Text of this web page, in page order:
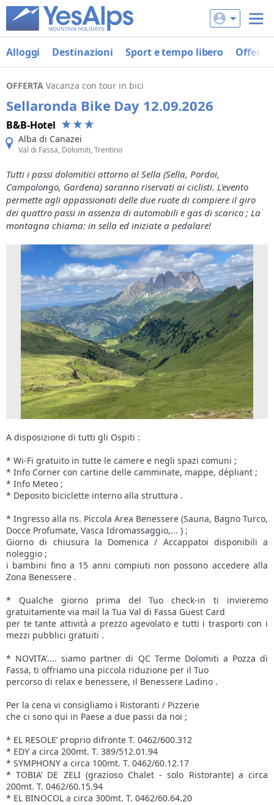
Alloggi Destinazioni Sport e tempo libero Offerte
OFFERTA Vacanza con tour in bici
Sellaronda Bike Day 12.09.2026
B&B-Hotel
Alba di Canazei
Val di Fassa, Dolomiti, Trentino
Tutti i passi dolomitici attorno al Sella (Sella, Pordoi,
Campolongo, Gardena) saranno riservati ai ciclisti. L'evento
permette agli appassionati delle due ruote di compiere il giro
dei quattro passi in assenza di automobili e gas di scarico ; La
montagna chiama: in sella ed iniziate a pedalare!
A disposizione di tutti gli Ospiti :
* Wi-Fi gratuito in tutte le camere e negli spazi comuni ;
* Info Corner con cartine delle camminate, mappe, dépliant ;
* Info Meteo ;
* Deposito biciclette interno alla struttura .
* Ingresso alla ns. Piccola Area Benessere (Sauna, Bagno Turco,
Docce Profumate, Vasca Idromassaggio,... ) ;
Giorno di chiusura la Domenica / Accappatoi disponibili a
noleggio ;
i bambini fino a 15 anni compiuti non possono accedere alla
Zona Benessere .
* Qualche giorno prima del Tuo check-in ti invieremo
gratuitamente via mail la Tua Val di Fassa Guest Card
per te tante attività a prezzo agevolato e tutti i trasporti con i
mezzi pubblici gratuiti .
* NOVITA’.... siamo partner di QC Terme Dolomiti a Pozza di
Fassa, ti offriamo una piccola riduzione per il Tuo
percorso di relax e benessere, il Benessere Ladino .
Per la cena vi consigliamo i Ristoranti / Pizzerie
che ci sono qui in Paese a due passi da noi ;
* EL RESOLE’ proprio difronte T. 0462/600.312
* EDY a circa 200mt. T. 389/512.01.94
* SYMPHONY a circa 100mt. T. 0462/60.12.17
* TOBIA’ DE ZELI (grazioso Chalet - solo Ristorante) a circa
200mt. T. 0462/60.15.94
* EL BINOCOL a circa 300mt. T. 0462/60.64.20